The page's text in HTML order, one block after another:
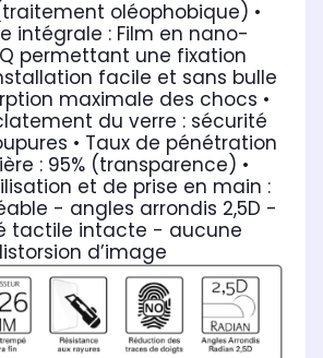
oléophobique) •
intégrale : Film en nano-
permettant une fixation
facile et sans bulle
maximale des chocs •
du verre : sécurité
• Taux de pénétration
: 95% (transparence) •
et de prise en main :
- angles arrondis 2,5D -
tactile intacte - aucune
d’image